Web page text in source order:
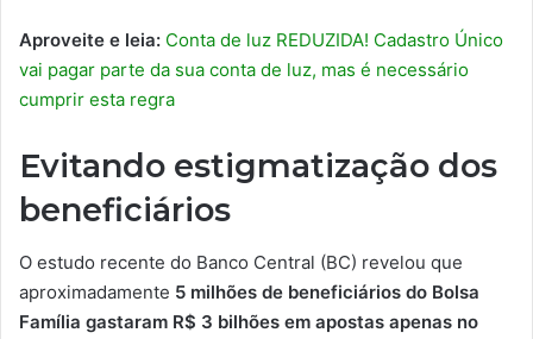
Aproveite e leia: Conta de luz REDUZIDA! Cadastro Único
vai pagar parte da sua conta de luz, mas é necessário
cumprir esta regra
Evitando estigmatização dos
beneficiários
O estudo recente do Banco Central (BC) revelou que
aproximadamente 5 milhões de beneficiários do Bolsa
Família gastaram R$ 3 bilhões em apostas apenas no